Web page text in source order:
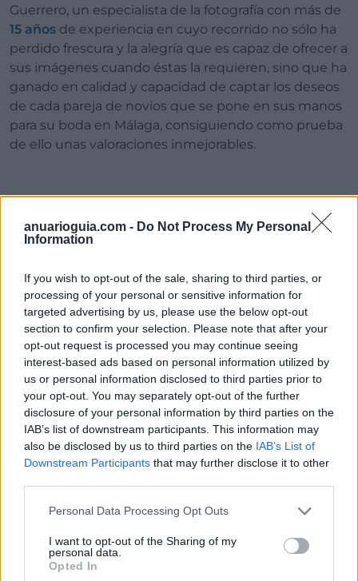
anuarioguia.com - Do Not Process My Personal
Information
If you wish to opt-out of the sale, sharing to third parties, or
processing of your personal or sensitive information for
targeted advertising by us, please use the below opt-out
section to confirm your selection. Please note that after your
opt-out request is processed you may continue seeing
interest-based ads based on personal information utilized by
us or personal information disclosed to third parties prior to
your opt-out. You may separately opt-out of the further
disclosure of your personal information by third parties on the
IAB’s list of downstream participants. This information may
also be disclosed by us to third parties on the IAB’s List of
Downstream Participants that may further disclose it to other
Personal Data Processing Opt Outs
I want to opt-out of the Sharing of my
personal data.
Opted In
Guerrero, un especialista de la fotografía con más de
15 años de experiencia en cuyo recorrido no sólo ha
perdido frescura y la alegría que es capaz de ofrecer a
sus imágenes cuando éstas la requieren, sino que ha
ganado en calidad y capacidad de captar los deseos
de cada pareja de novios que se pone en sus manos
para su boda en Málaga, consiguiendo como prueba
de ello unas valoraciones inmejorables.
para las fotos de tu boda
Manu Armaya cuenta con una importante
trayectoria técnica en la fotografía en la cual las
bodas han sido, como él mismo expone, el
detonante para atrapar toda la esencia emocional de
un momento que sólo la fotografía es capaz de
atrapar. Tras este hallazgo personal y profesional, este
fotógrafo no ha dejado de crecer alcanzando la
la maestría en el uso del color que ninguna sesión de
fotografía nupcial debería perderse.